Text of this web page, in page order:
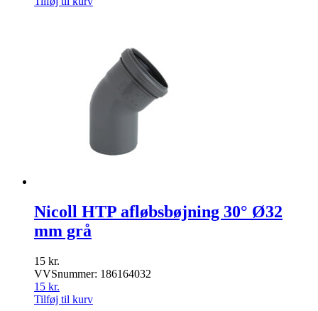
Nicoll HTP afløbsbøjning 30° Ø32
mm grå
15 kr.
VVSnummer: 186164032
15 kr.
Tilføj til kurv